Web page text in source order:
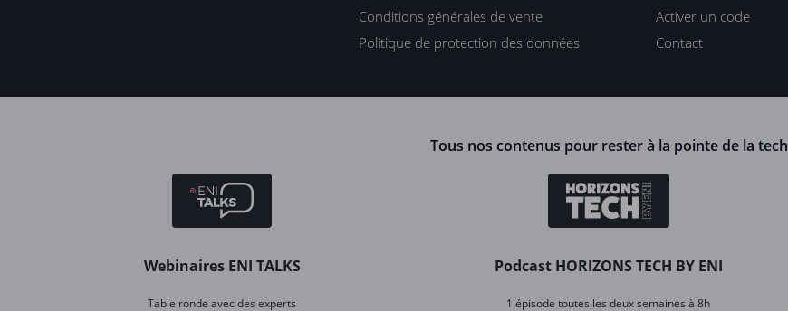
Conditions générales de vente
Politique de protection des données
Activer un code
Contact
Tous nos contenus pour rester à la pointe de la tech
Webinaires ENI TALKS
Table ronde avec des experts
Podcast HORIZONS TECH BY ENI
1 épisode toutes les deux semaines à 8h